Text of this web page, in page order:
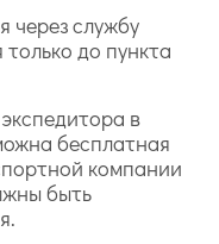
через службу
до пункта
в
бесплатная
компании
быть